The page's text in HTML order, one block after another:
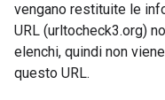
vengano restituite le
URL (urltocheck3.org)
elenchi, quindi non
questo URL.